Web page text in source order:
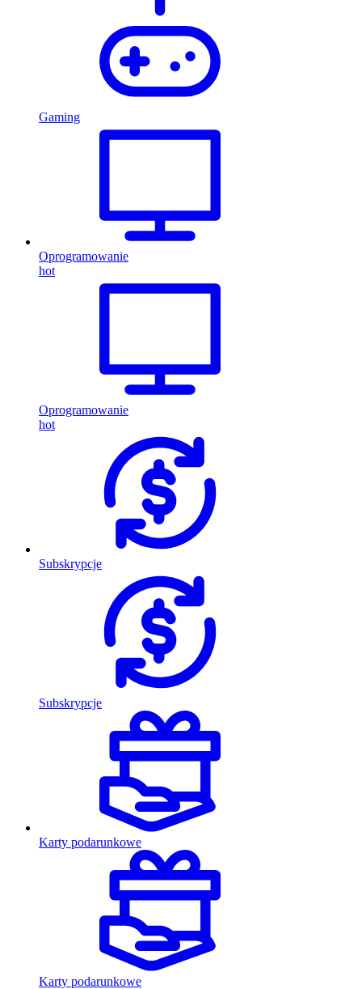
Gaming
Oprogramowanie
hot
Oprogramowanie
hot
Subskrypcje
Subskrypcje
Karty podarunkowe
Karty podarunkowe